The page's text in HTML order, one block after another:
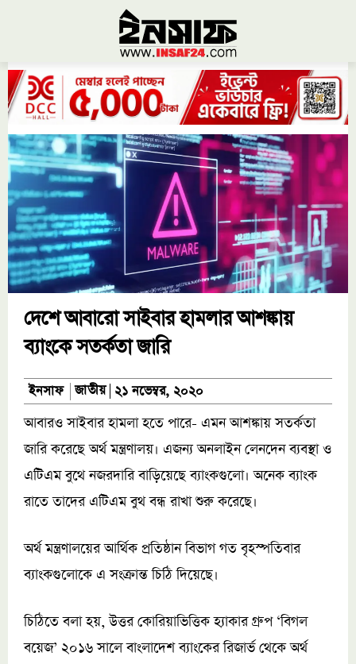
দেশে আবারো সাইবার হামলার আশঙ্কায়
ব্যাংকে সতর্কতা জারি
ইনসাফ জাতীয় ২১ নভেম্বর, ২০২০
আবারও সাইবার হামলা হতে পারে- এমন আশঙ্কায় সতর্কতা
জারি করেছে অর্থ মন্ত্রণালয়। এজন্য অনলাইন লেনদেন ব্যবস্থা ও
এটিএম বুথে নজরদারি বাড়িয়েছে ব্যাংকগুলো। অনেক ব্যাংক
রাতে তাদের এটিএম বুথ বন্ধ রাখা শুরু করেছে।
অর্থ মন্ত্রণালয়ের আর্থিক প্রতিষ্ঠান বিভাগ গত বৃহস্পতিবার
ব্যাংকগুলোকে এ সংক্রান্ত চিঠি দিয়েছে।
চিঠিতে বলা হয়, উত্তর কোরিয়াভিত্তিক হ্যাকার গ্রুপ ‘বিগল
বয়েজ’ ২০১৬ সালে বাংলাদেশ ব্যাংকের রিজার্ভ থেকে অর্থ